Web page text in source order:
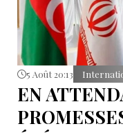
5 Août 20:13
EN